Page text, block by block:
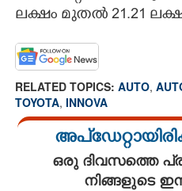
ലക്ഷം മുതൽ 21.21
RELATED TOPICS: AUTO,
TOYOTA, INNOVA
ഒരു ദിവസത്തെ
നിങ്ങളുടെ